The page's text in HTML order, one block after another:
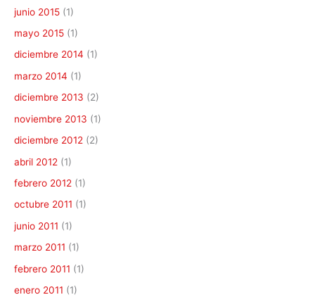
junio 2015 (1)
mayo 2015 (1)
diciembre 2014 (1)
marzo 2014 (1)
diciembre 2013 (2)
noviembre 2013 (1)
diciembre 2012 (2)
abril 2012 (1)
febrero 2012 (1)
octubre 2011 (1)
junio 2011 (1)
marzo 2011 (1)
febrero 2011 (1)
enero 2011 (1)